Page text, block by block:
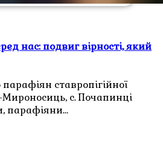
нас: подвиг вірності, який
ставропігійної
с. Почапинці
парафіяни…